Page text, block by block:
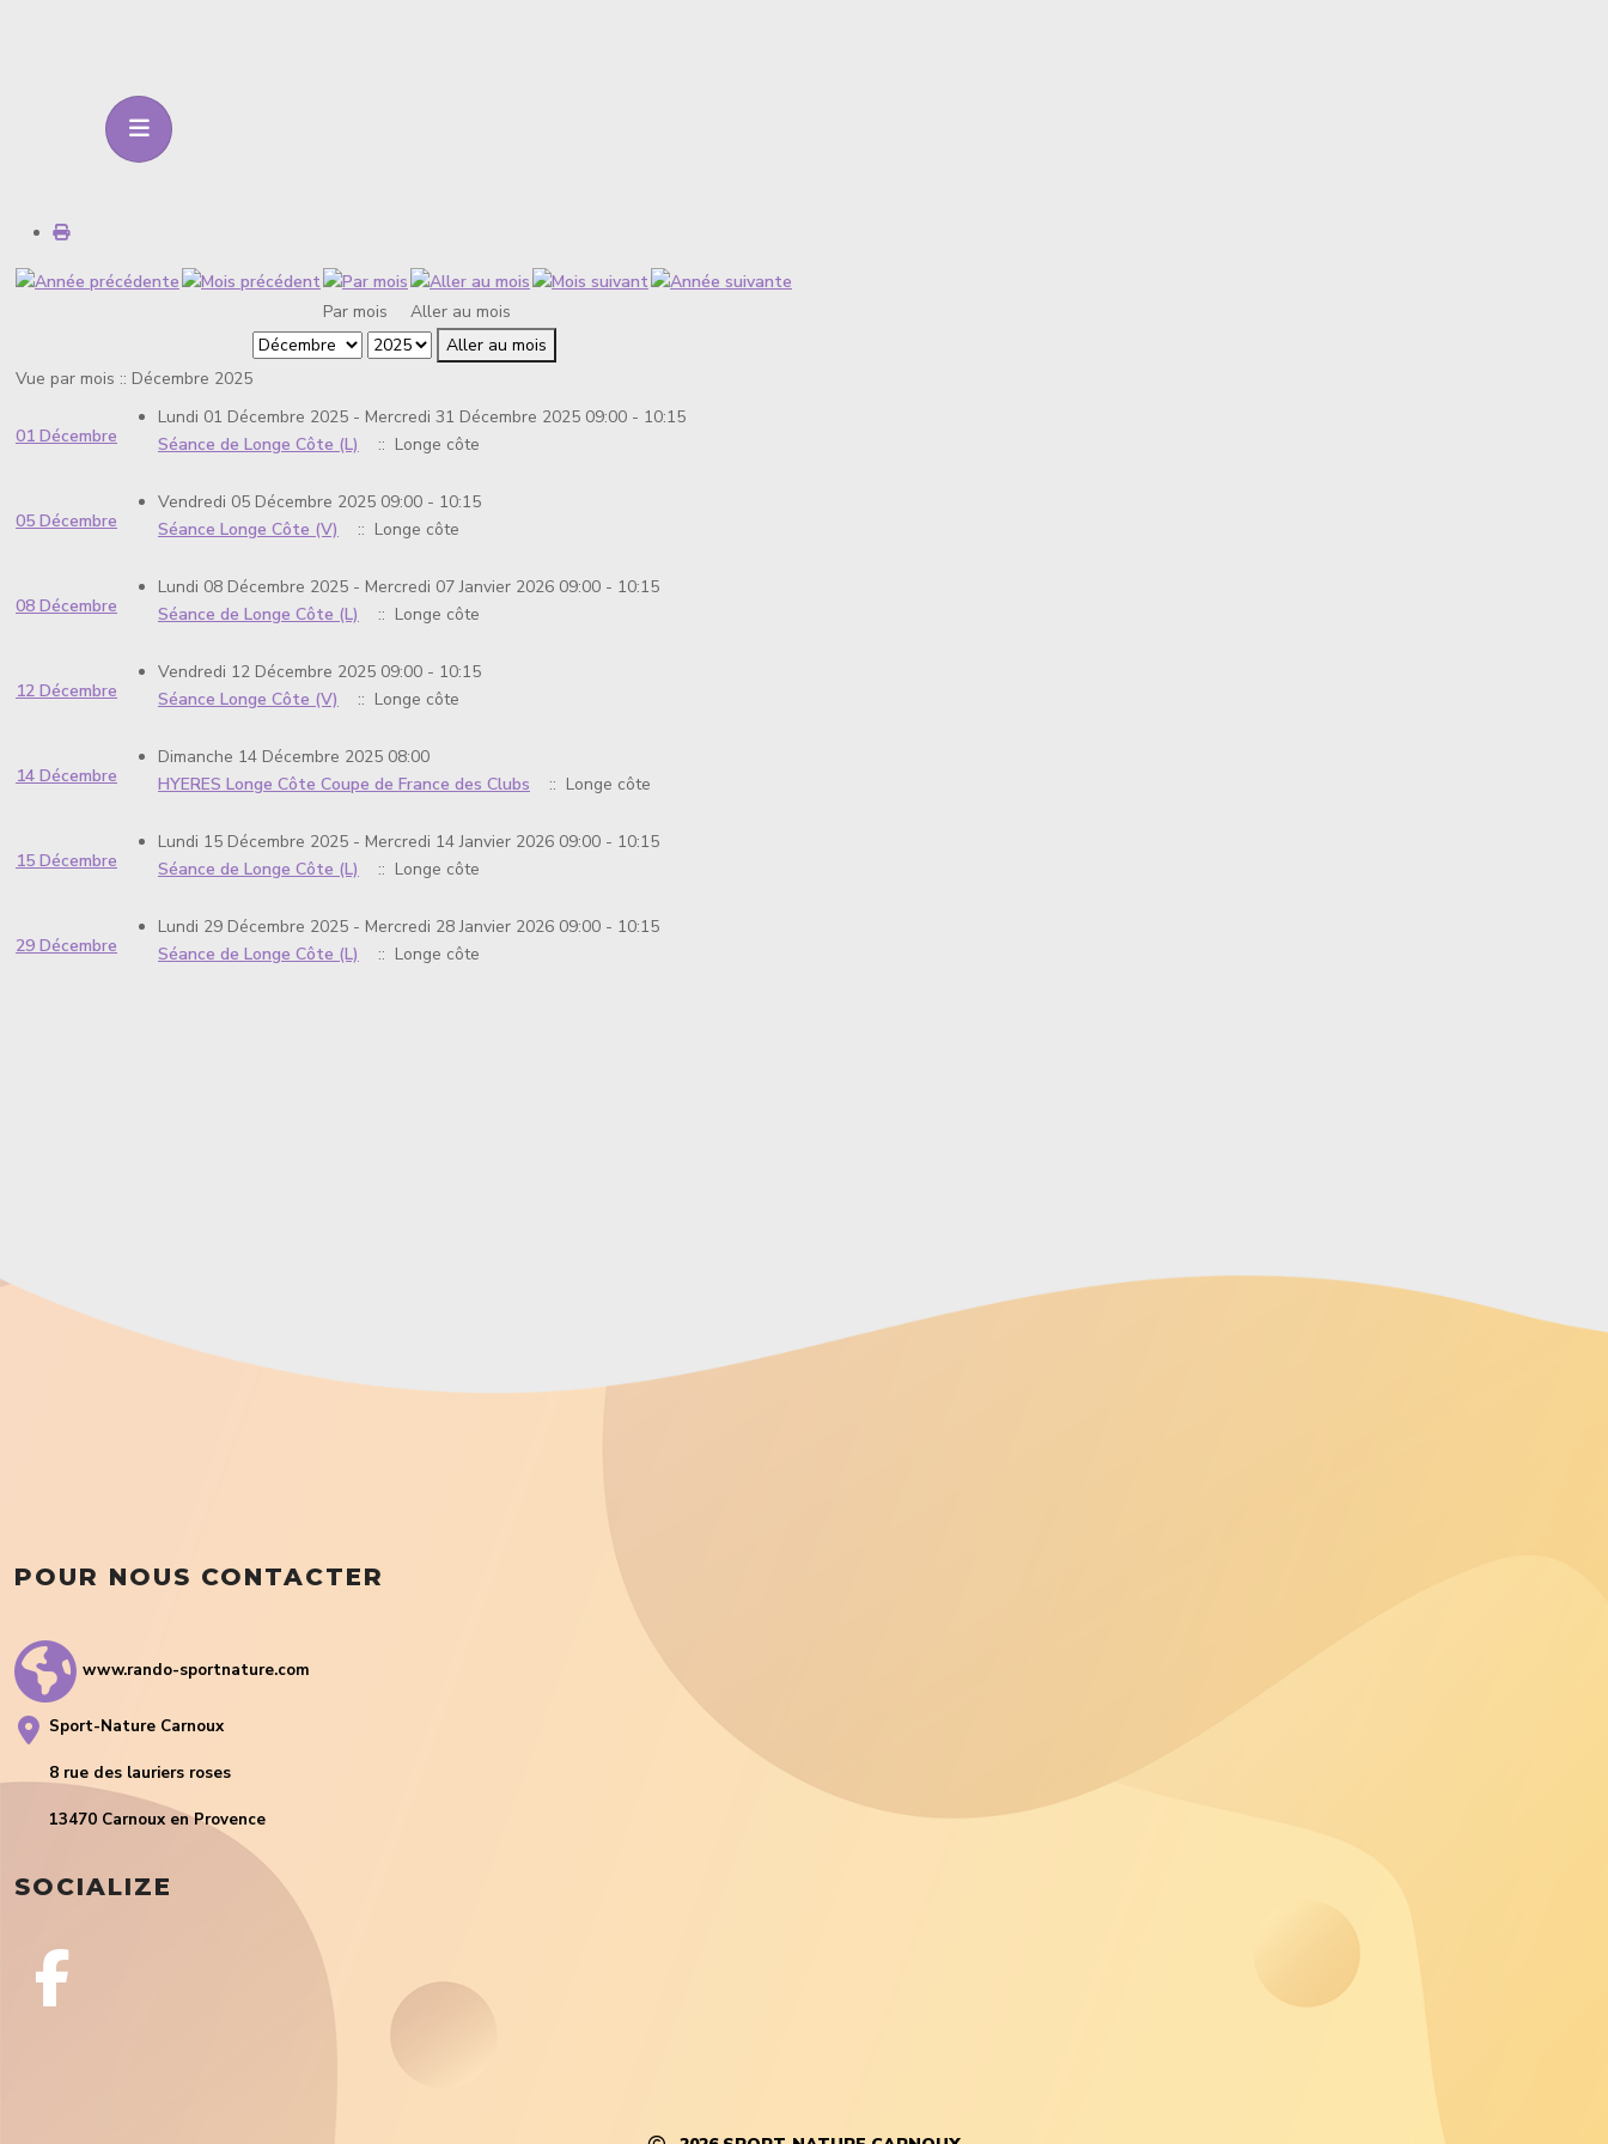
Par mois
Aller au mois
Aller au mois
Vue par mois :: Décembre 2025
01 Décembre
Lundi 01 Décembre 2025 - Mercredi 31 Décembre 2025 09:00 - 10:15
Séance de Longe Côte (L)
:: Longe côte
05 Décembre
Vendredi 05 Décembre 2025 09:00 - 10:15
Séance Longe Côte (V)
:: Longe côte
08 Décembre
Lundi 08 Décembre 2025 - Mercredi 07 Janvier 2026 09:00 - 10:15
Séance de Longe Côte (L)
:: Longe côte
12 Décembre
Vendredi 12 Décembre 2025 09:00 - 10:15
Séance Longe Côte (V)
:: Longe côte
14 Décembre
Dimanche 14 Décembre 2025 08:00
HYERES Longe Côte Coupe de France des Clubs
:: Longe côte
15 Décembre
Lundi 15 Décembre 2025 - Mercredi 14 Janvier 2026 09:00 - 10:15
Séance de Longe Côte (L)
:: Longe côte
29 Décembre
Lundi 29 Décembre 2025 - Mercredi 28 Janvier 2026 09:00 - 10:15
Séance de Longe Côte (L)
:: Longe côte
POUR NOUS CONTACTER
www.rando-sportnature.com
Sport-Nature Carnoux
8 rue des lauriers roses
13470 Carnoux en Provence
SOCIALIZE